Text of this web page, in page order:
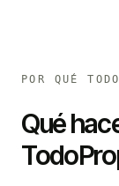
POR QUÉ
Qué